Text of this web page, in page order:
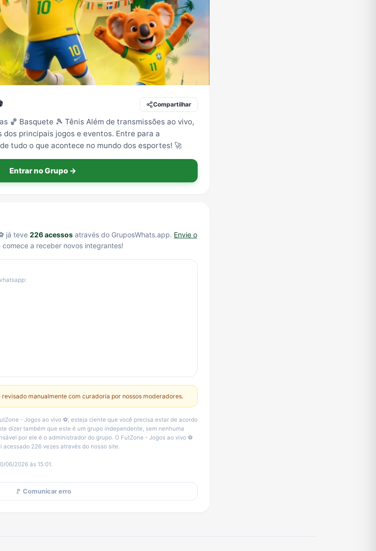
Compartilhar
🏀 Basquete 🎾 Tênis Além de transmissões ao vivo,
principais jogos e eventos. Entre para a
tudo o que acontece no mundo dos esportes! 🚀
Entrar no Grupo →
já teve 226 acessos através do GruposWhats.app. Envie o
comece a receber novos integrantes!
revisado manualmente com curadoria por nossos moderadores.
- Jogos ao vivo ⚽, esteja ciente que você precisa estar de acordo
dizer também que este é um grupo independente, sem nenhuma
por ele é o administrador do grupo. O FutZone - Jogos ao vivo ⚽
226 vezes através do nosso site.
06/2026 às 15:01.
🚩 Comunicar erro